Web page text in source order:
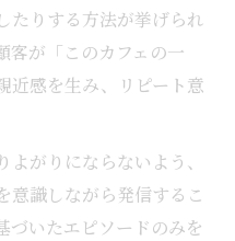
たりする方法が挙げられ
客が「このカフェの一
近感を生み、リピート意
がりにならないよう、
意識しながら発信するこ
づいたエピソードのみを